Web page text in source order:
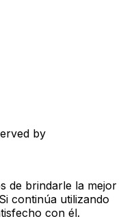
by
de brindarle la mejor
continúa utilizando
con él.